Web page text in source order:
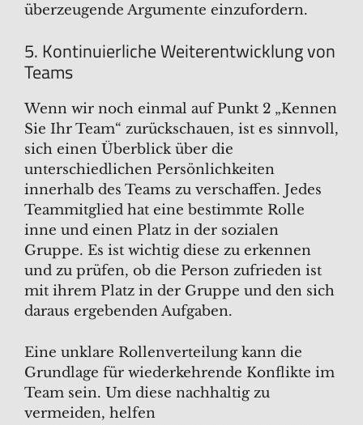
überzeugende Argumente einzufordern.
5. Kontinuierliche Weiterentwicklung von
Teams
Wenn wir noch einmal auf Punkt 2 „Kennen
Sie Ihr Team“ zurückschauen, ist es sinnvoll,
sich einen Überblick über die
unterschiedlichen Persönlichkeiten
innerhalb des Teams zu verschaffen. Jedes
Teammitglied hat eine bestimmte Rolle
inne und einen Platz in der sozialen
Gruppe. Es ist wichtig diese zu erkennen
und zu prüfen, ob die Person zufrieden ist
mit ihrem Platz in der Gruppe und den sich
daraus ergebenden Aufgaben.
Eine unklare Rollenverteilung kann die
Grundlage für wiederkehrende Konflikte im
Team sein. Um diese nachhaltig zu
vermeiden, helfen